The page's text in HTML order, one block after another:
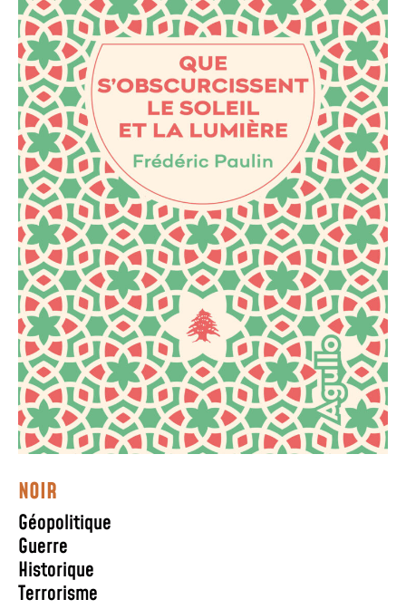
NOIR
Géopolitique
Guerre
Historique
Terrorisme